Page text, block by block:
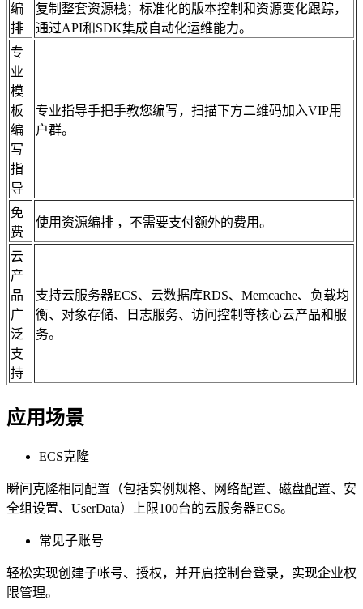
编
排
复制整套资源栈；标准化的版本控制和资源变化跟踪，
通过API和SDK集成自动化运维能力。
专
业
模
板
编
写
指
导
专业指导手把手教您编写，扫描下方二维码加入VIP用
户群。
免
费
使用资源编排 ，不需要支付额外的费用。
云
产
品
广
泛
支
持
支持云服务器ECS、云数据库RDS、Memcache、负载均
衡、对象存储、日志服务、访问控制等核心云产品和服
务。
应用场景
ECS克隆
瞬间克隆相同配置（包括实例规格、网络配置、磁盘配置、安
全组设置、UserData）上限100台的云服务器ECS。
常见子账号
轻松实现创建子帐号、授权，并开启控制台登录，实现企业权
限管理。